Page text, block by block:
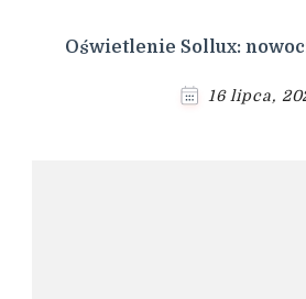
Oświetlenie Sollux:
16 lipca,